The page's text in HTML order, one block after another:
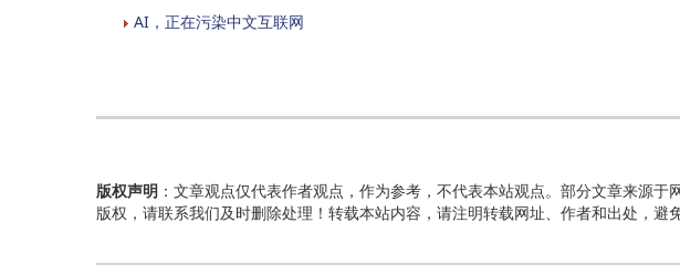
AI，正在污染中文互联网
版权声明 ：文章观点仅代表作者观点，作为参考，不代表本站观点。部分文章来源
版权，请联系我们及时删除处理！转载本站内容，请注明转载网址、作者和出处，避